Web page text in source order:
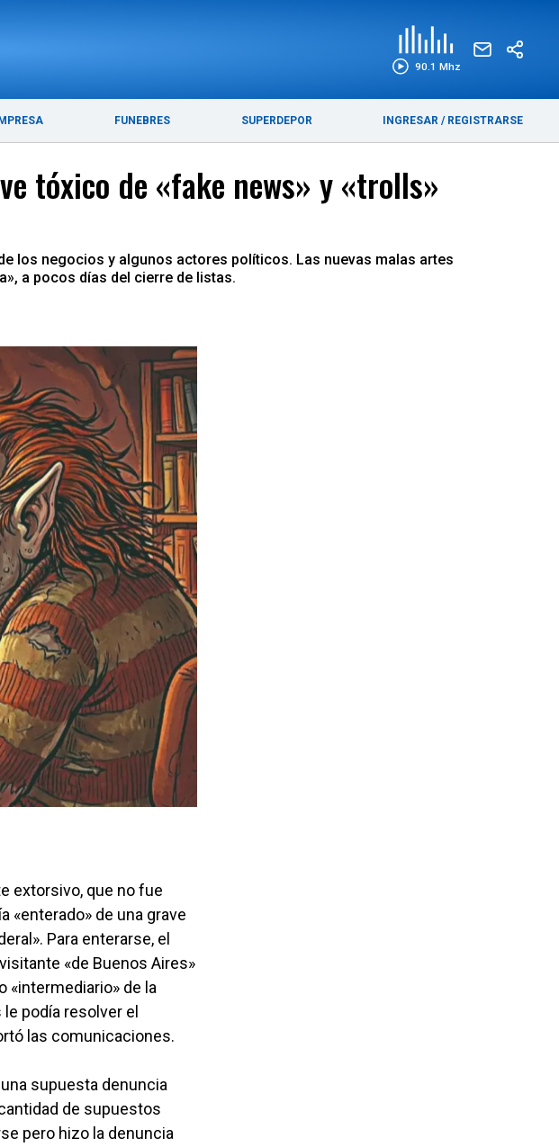
90.1 Mhz
FUNEBRES SUPERDEPOR INGRESAR / REGISTRARSE
tóxico de «fake news» y «trolls»
los negocios y algunos actores políticos. Las nuevas malas artes
a pocos días del cierre de listas.
extorsivo, que no fue
«enterado» de una grave
Para enterarse, el
«de Buenos Aires»
«intermediario» de la
podía resolver el
las comunicaciones.
supuesta denuncia
de supuestos
pero hizo la denuncia